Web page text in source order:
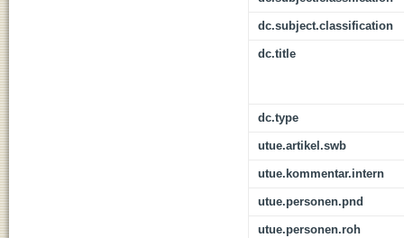
dc.subject.classification
dc.title
dc.type
utue.artikel.swb
utue.kommentar.intern
utue.personen.pnd
utue.personen.roh